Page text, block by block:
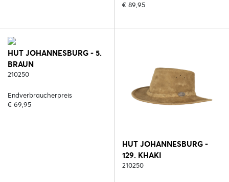
€ 89,95
HUT JOHANNESBURG - 5.
BRAUN
210250
Endverbraucherpreis
€ 69,95
HUT JOHANNESBURG -
129. KHAKI
210250